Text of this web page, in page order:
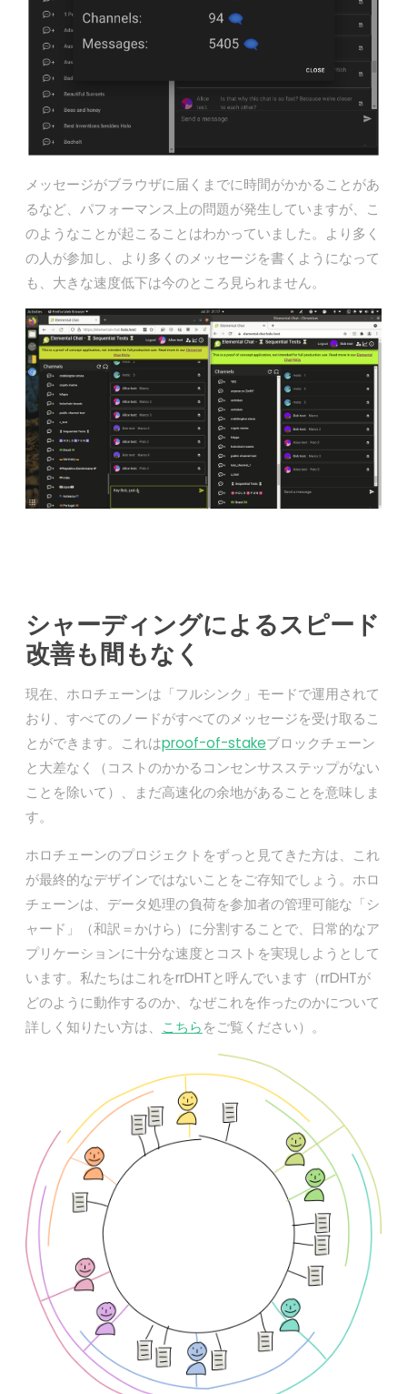
メッセージがブラウザに届くまでに時間がかかることがあ
るなど、パフォーマンス上の問題が発生していますが、こ
のようなことが起こることはわかっていました。より多く
の人が参加し、より多くのメッセージを書くようになって
も、大きな速度低下は今のところ見られません。
シャーディングによるスピード
改善も間もなく
現在、ホロチェーンは「フルシンク」モードで運用されて
おり、すべてのノードがすべてのメッセージを受け取るこ
とができます。これはproof-of-stakeブロックチェーン
と大差なく（コストのかかるコンセンサスステップがない
ことを除いて）、まだ高速化の余地があることを意味しま
す。
ホロチェーンのプロジェクトをずっと見てきた方は、これ
が最終的なデザインではないことをご存知でしょう。ホロ
チェーンは、データ処理の負荷を参加者の管理可能な「シ
ャード」（和訳＝かけら）に分割することで、日常的なア
プリケーションに十分な速度とコストを実現しようとして
います。私たちはこれをrrDHTと呼んでいます（rrDHTが
どのように動作するのか、なぜこれを作ったのかについて
詳しく知りたい方は、
こちらをご覧ください）。